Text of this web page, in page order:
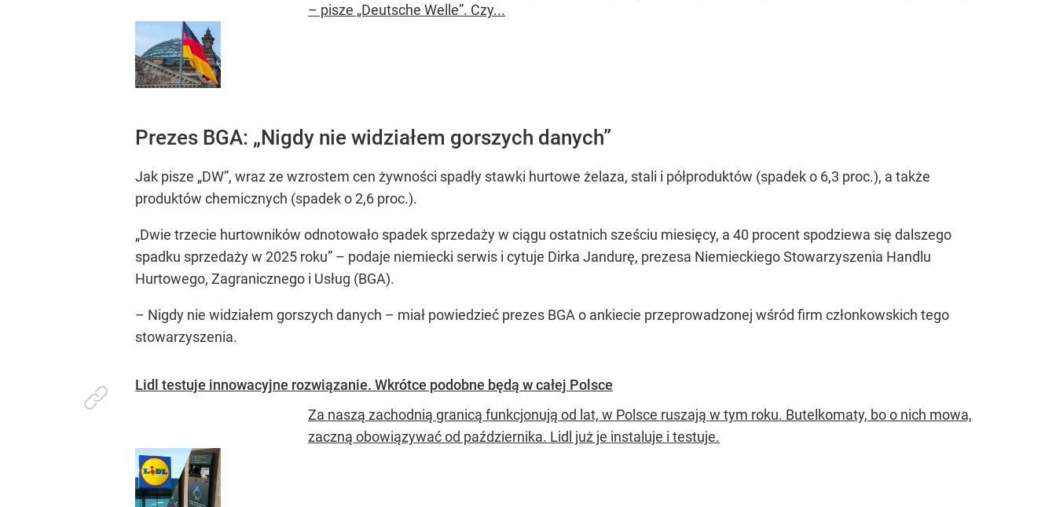
– pisze „Deutsche Welle”. Czy...
Prezes BGA: „Nigdy nie widziałem gorszych danych”
Jak pisze „DW”, wraz ze wzrostem cen żywności spadły stawki hurtowe żelaza, stali i półproduktów (spadek o 6,3 proc.), a także
produktów chemicznych (spadek o 2,6 proc.).
„Dwie trzecie hurtowników odnotowało spadek sprzedaży w ciągu ostatnich sześciu miesięcy, a 40 procent spodziewa się dalszego
spadku sprzedaży w 2025 roku” – podaje niemiecki serwis i cytuje Dirka Jandurę, prezesa Niemieckiego Stowarzyszenia Handlu
Hurtowego, Zagranicznego i Usług (BGA).
– Nigdy nie widziałem gorszych danych – miał powiedzieć prezes BGA o ankiecie przeprowadzonej wśród firm członkowskich tego
stowarzyszenia.
Lidl testuje innowacyjne rozwiązanie. Wkrótce podobne będą w całej Polsce
Za naszą zachodnią granicą funkcjonują od lat, w Polsce ruszają w tym roku. Butelkomaty, bo o nich mowa,
zaczną obowiązywać od października. Lidl już je instaluje i testuje.